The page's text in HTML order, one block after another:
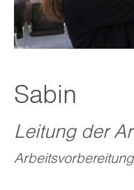
Sabin
Leitung der